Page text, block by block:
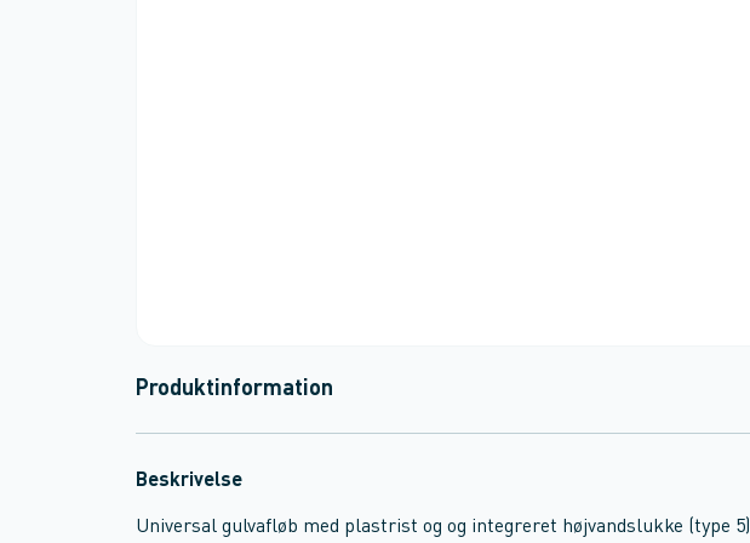
Produktinformation
Beskrivelse
Universal gulvafløb med plastrist og og integreret højvandslukke (type 5)